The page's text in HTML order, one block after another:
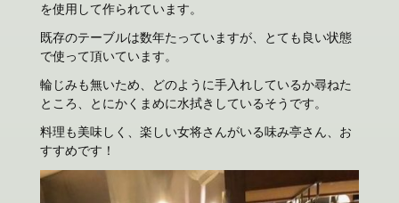
を使用して作られています。
既存のテーブルは数年たっていますが、とても良い状態
で使って頂いています。
輪じみも無いため、どのように手入れしているか尋ねた
ところ、とにかくまめに水拭きしているそうです。
料理も美味しく、楽しい女将さんがいる味み亭さん、お
すすめです！